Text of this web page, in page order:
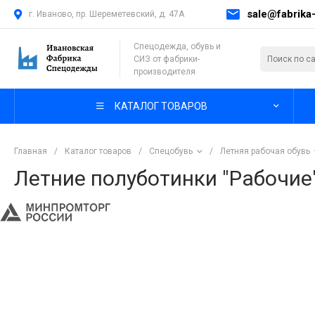
г. Иваново, пр. Шереметевский, д. 47А
Спецодежда, обувь и
СИЗ от фабрики-
производителя
КАТАЛОГ ТОВАРОВ
Главная / Каталог товаров / Спецобувь / Летняя рабочая обувь
Летние полуботинки